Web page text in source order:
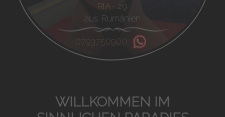
RIA - 29
aus Rumänien
0793750900
WILLKOMMEN IM